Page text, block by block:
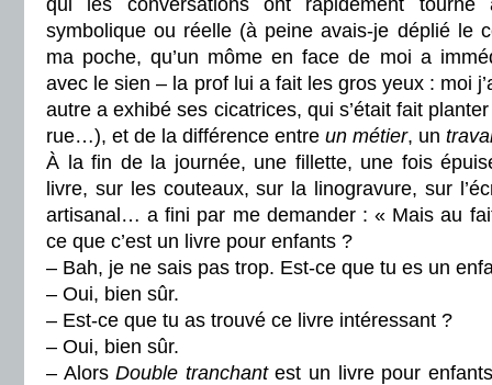
qui les conversations ont rapidement
symbolique ou réelle (à peine avais-je déplié le
ma poche, qu’un môme en face de moi a
avec le sien – la prof lui a fait les gros yeux : moi
autre a exhibé ses cicatrices, qui s’était fait
rue…), et de la différence entre un métier, un
À la fin de la journée, une fillette, une fois
livre, sur les couteaux, sur la linogravure, sur
artisanal… a fini par me demander : « Mais au
ce que c’est un livre pour enfants ?
– Bah, je ne sais pas trop. Est-ce que tu es un
– Oui, bien sûr.
– Est-ce que tu as trouvé ce livre intéressant ?
– Oui, bien sûr.
– AlorsDouble tranchantest un livre pour